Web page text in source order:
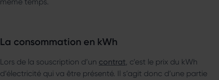
même temps.
La consommation en kWh
Lors de la souscription d’un contrat, c’est le prix du kWh
d’électricité qui va être présenté. Il s’agit donc d’une partie